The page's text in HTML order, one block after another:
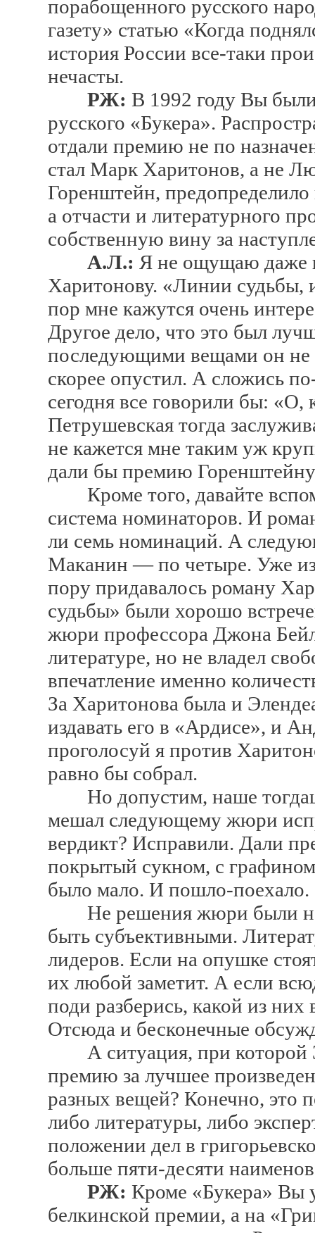
порабощенного русского
газету» статью «Когда
история России все-таки
нечасты.
РЖ: В 1992 году Вы
русского «Букера».
отдали премию не по
стал Марк Харитонов, а не
Горенштейн,
а отчасти и литературного
собственную вину за
А.Л.: Я не ощущаю даже
Харитонову. «Линии
пор мне кажутся очень
Другое дело, что это был
последующими вещами он не
скорее опустил. А сложись
сегодня все говорили бы:
Петрушевская тогда
не кажется мне таким уж
дали бы премию
Кроме того, давайте
система номинаторов. И
ли семь номинаций. А
Маканин — по четыре. Уже из
пору придавалось роману
судьбы» были хорошо
жюри профессора Джона
литературе, но не владел
впечатление именно
За Харитонова была и
издавать его в «Ардисе», и
проголосуй я против
равно бы собрал.
Но допустим, наше
мешал следующему жюри
вердикт? Исправили. Дали
покрытый сукном, с
было мало. И пошло-поехало.
Не решения жюри были
быть субъективными.
лидеров. Если на опушке
их любой заметит. А если
поди разберись, какой из
Отсюда и бесконечные
А ситуация, при которой
премию за лучшее
разных вещей? Конечно, это
либо литературы, либо
положении дел в
больше пяти-десяти
РЖ: Кроме «Букера» Вы
белкинской премии, а на